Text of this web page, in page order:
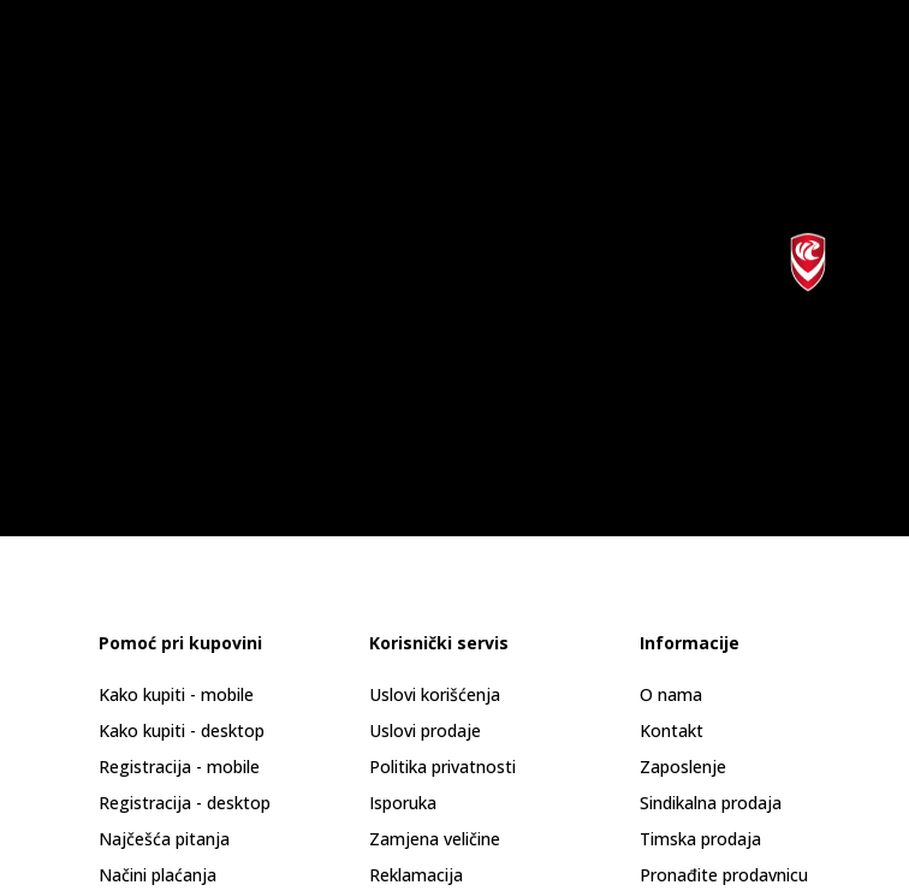
Pomoć pri kupovini
Kako kupiti - mobile
Kako kupiti - desktop
Registracija - mobile
Registracija - desktop
Najčešća pitanja
Načini plaćanja
Korisnički servis
Uslovi korišćenja
Uslovi prodaje
Politika privatnosti
Isporuka
Zamjena veličine
Reklamacija
Informacije
O nama
Kontakt
Zaposlenje
Sindikalna prodaja
Timska prodaja
Pronađite prodavnicu